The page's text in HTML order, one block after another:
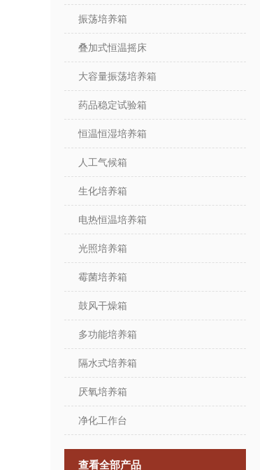
振荡培养箱
叠加式恒温摇床
大容量振荡培养箱
药品稳定试验箱
恒温恒湿培养箱
人工气候箱
生化培养箱
电热恒温培养箱
光照培养箱
霉菌培养箱
鼓风干燥箱
多功能培养箱
隔水式培养箱
厌氧培养箱
净化工作台
查看全部产品